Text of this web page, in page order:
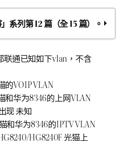
」系列第 12 篇（全 15 篇）。
作爲 AP，刷 DD-
HG220G-U（WO-36）
隨身）迷你伺服器：計劃
隨身）迷你伺服器：軟體
隨身）迷你伺服器：裝機
）宿舍配置 IPv6 穿透
联通已知如下vlan，不含
的VOIP VLAN
和华为8346的上网VLAN
现 未知
和华为8346的IPTV VLAN
HG8240F 光猫上